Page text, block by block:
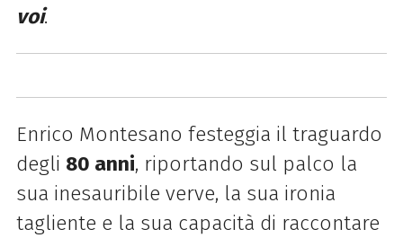
voi.
Enrico Montesano festeggia il traguardo
degli 80 anni, riportando sul palco la
sua inesauribile verve, la sua ironia
tagliente e la sua capacità di raccontare